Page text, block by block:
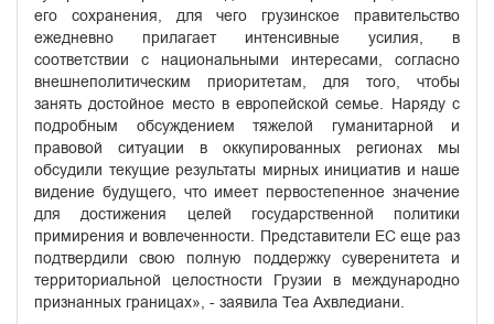
его сохранения, для чего грузинское правительство
ежедневно прилагает интенсивные усилия, в
соответствии с национальными интересами, согласно
внешнеполитическим приоритетам, для того, чтобы
занять достойное место в европейской семье. Наряду с
подробным обсуждением тяжелой гуманитарной и
правовой ситуации в оккупированных регионах мы
обсудили текущие результаты мирных инициатив и наше
видение будущего, что имеет первостепенное значение
для достижения целей государственной политики
примирения и вовлеченности. Представители ЕС еще раз
подтвердили свою полную поддержку суверенитета и
территориальной целостности Грузии в международно
признанных границах», - заявила Теа Ахвледиани.